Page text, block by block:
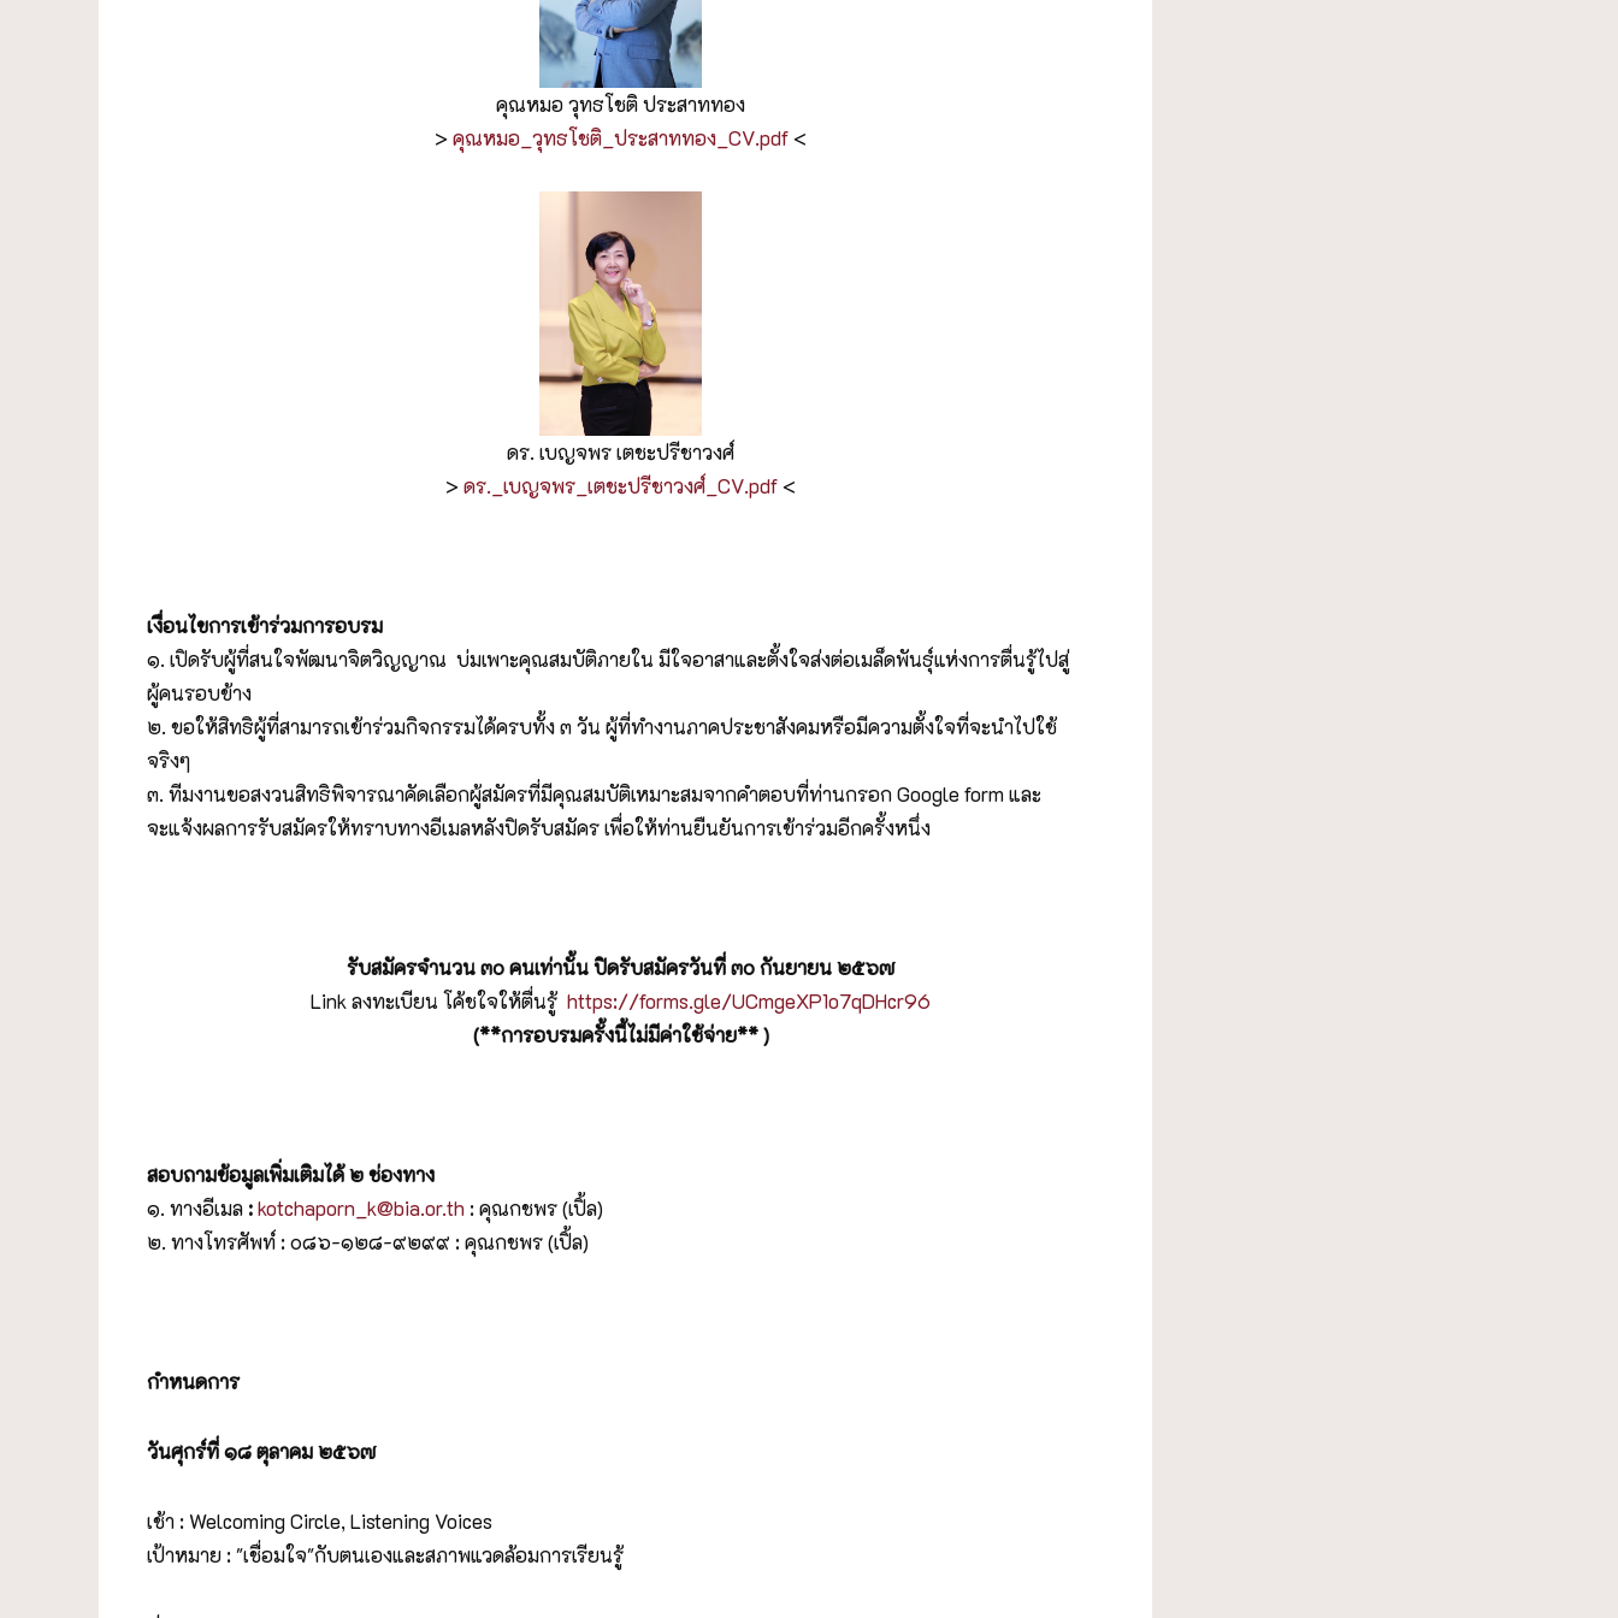
คุณหมอ วุทธโชติ ประสาททอง
>คุณหมอ_วุทธโชติ_ประสาททอง_CV.pdf<
ดร. เบญจพร เตชะปรีชาวงศ์
>ดร._เบญจพร_เตชะปรีชาวงศ์_CV.pdf<
เงื่อนไขการเข้าร่วมการอบรม
๑. เปิดรับผู้ที่สนใจพัฒนาจิตวิญญาณ บ่มเพาะคุณสมบัติภายใน มีใจอาสาและตั้งใจส่งต่อเมล็ดพันธุ์แห่งการตื่นรู้ไปสู่
ผู้คนรอบข้าง
๒. ขอให้สิทธิผู้ที่สามารถเข้าร่วมกิจกรรมได้ครบทั้ง ๓ วัน ผู้ที่ทำงานภาคประชาสังคมหรือมีความตั้งใจที่จะนำไปใช้
จริงๆ
๓. ทีมงานขอสงวนสิทธิพิจารณาคัดเลือกผู้สมัครที่มีคุณสมบัติเหมาะสมจากคำตอบที่ท่านกรอก Google form และ
จะแจ้งผลการรับสมัครให้ทราบทางอีเมลหลังปิดรับสมัคร เพื่อให้ท่านยืนยันการเข้าร่วมอีกครั้งหนึ่ง
รับสมัครจำนวน ๓๐ คนเท่านั้น ปิดรับสมัครวันที่ ๓๐ กันยายน ๒๕๖๗
Link ลงทะเบียน โค้ชใจให้ตื่นรู้https://forms.gle/UCmgeXP1o7qDHcr96
(**การอบรมครั้งนี้ไม่มีค่าใช้จ่าย**)
สอบถามข้อมูลเพิ่มเติมได้๒ ช่องทาง
๑. ทางอีเมล :kotchaporn_k@bia.or.th : คุณกชพร (เปิ้ล)
๒. ทางโทรศัพท์ : ๐๘๖-๑๒๘-๙๒๙๙ : คุณกชพร (เปิ้ล)
กำหนดการ
วันศุกร์ที่ ๑๘ ตุลาคม ๒๕๖๗
เช้า : Welcoming Circle, Listening Voices
เป้าหมาย : "เชื่อมใจ"กับตนเองและสภาพแวดล้อมการเรียนรู้